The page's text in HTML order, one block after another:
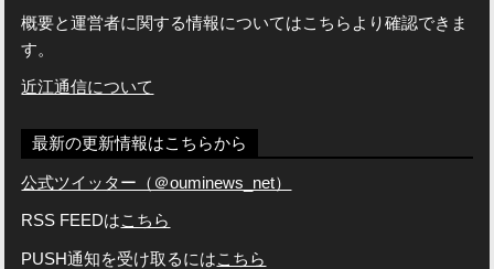
概要と運営者に関する情報についてはこちらより確認できま
す。
近江通信について
最新の更新情報はこちらから
公式ツイッター（＠ouminews_net）
RSS FEEDはこちら
PUSH通知を受け取るにはこちら